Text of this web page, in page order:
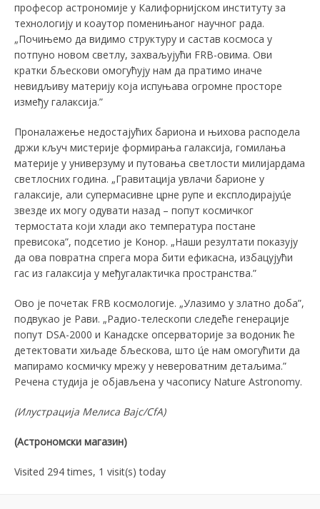
професор астрономије у Калифорнијском институту за
технологију и коаутор поменињаног научног рада.
„Почињемо да видимо структуру и састав космоса у
потпуно новом светлу, захваљујући FRB-овима. Ови
кратки бљескови омогућују нам да пратимо иначе
невидљиву материју која испуњава огромне просторе
између галаксија.”
Проналажење недостајућих бариона и њихова расподела
држи кључ мистерије формирања галаксија, гомилања
материје у универзуму и путовања светлости милијардама
светлосних година. „Гравитација увлачи барионе у
галаксије, али супермасивне црне рупе и експлодирајуц́е
звезде их могу одувати назад – попут космичког
термостата који хлади ако температура постане
превисока”, подсетио је Kонор. „Наши резултати показују
да ова повратна спрега мора бити ефикасна, избацујући
гас из галаксија у међугалактичка пространства.”
Ово је почетак FRB космологије. „Улазимо у златно доба”,
подвукао је Рави. „Радио-телескопи следеће генерације
попут DSA-2000 и Kанадске опсерваторије за водоник ће
детектовати хиљаде бљескова, што ц́е нам омогућити да
мапирамо космичку мрежу у невероватним детаљима.”
Речена студија је објављена у часопису Nature Astronomy.
(Илустрација Мелиса Вајс/CfA)
(Астрономски магазин)
Visited 294 times, 1 visit(s) today